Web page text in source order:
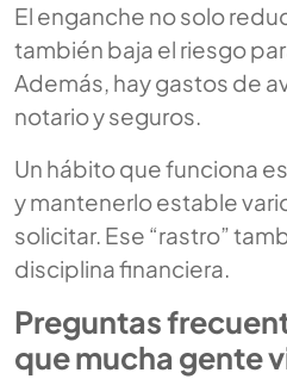
El enganche no solo
también baja el riesgo
Además, hay gastos de
notario y seguros.
Un hábito que funciona
y mantenerlo estable
solicitar. Ese “rastro”
disciplina financiera.
Preguntas
que mucha gente